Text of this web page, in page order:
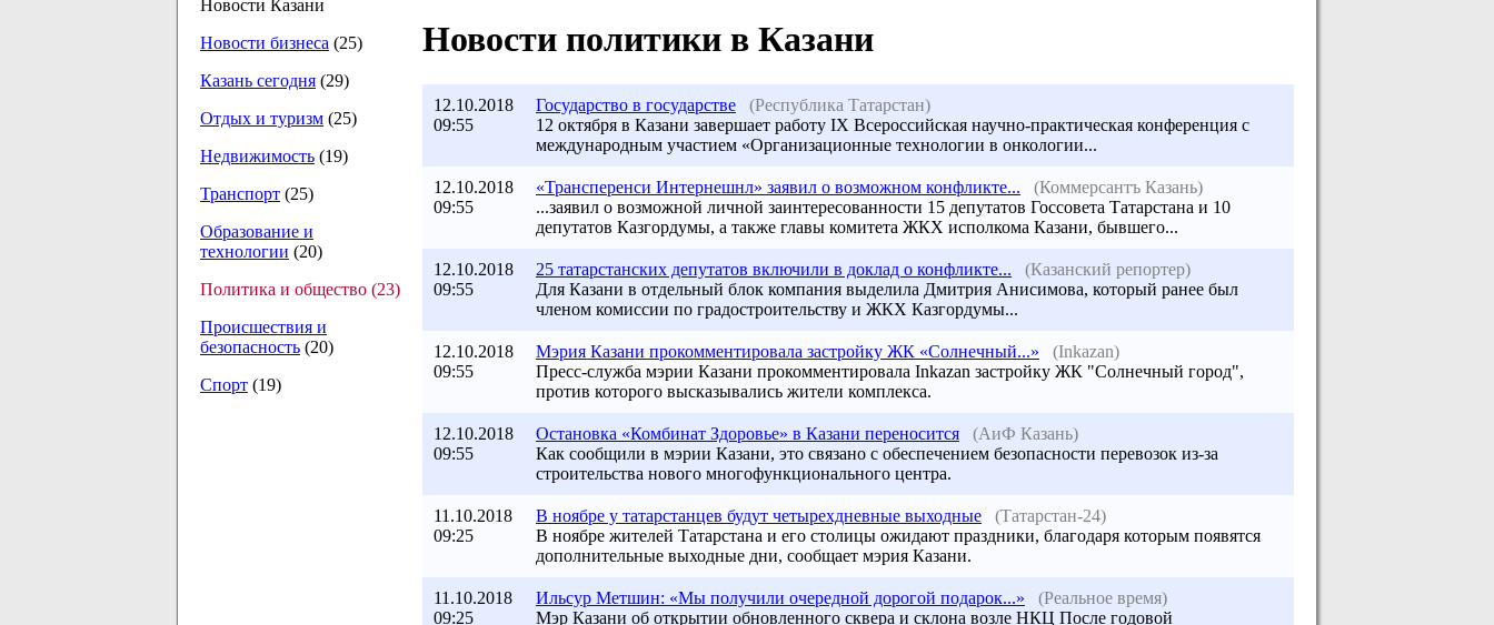
Новости Казани
Новости бизнеса (25)
Казань сегодня (29)
Отдых и туризм (25)
Недвижимость (19)
Транспорт (25)
Образование и
технологии (20)
Политика и общество (23)
Происшествия и
безопасность (20)
Спорт (19)
Новости политики в Казани
12.10.2018
09:55
Государство в государстве
(Республика Татарстан)
12 октября в Казани завершает работу IX Всероссийская научно-практическая конференция с
международным участием «Организационные технологии в онкологии...
12.10.2018
09:55
«Трансперенси Интернешнл» заявил о возможном конфликте...
(Коммерсантъ Казань)
...заявил о возможной личной заинтересованности 15 депутатов Госсовета Татарстана и 10
депутатов Казгордумы, а также главы комитета ЖКХ исполкома Казани, бывшего...
12.10.2018
09:55
25 татарстанских депутатов включили в доклад о конфликте...
(Казанский репортер)
Для Казани в отдельный блок компания выделила Дмитрия Анисимова, который ранее был
членом комиссии по градостроительству и ЖКХ Казгордумы...
12.10.2018
09:55
Мэрия Казани прокомментировала застройку ЖК «Солнечный...»
(Inkazan)
Пресс-служба мэрии Казани прокомментировала Inkazan застройку ЖК "Солнечный город",
против которого высказывались жители комплекса.
12.10.2018
09:55
Остановка «Комбинат Здоровье» в Казани переносится
(АиФ Казань)
Как сообщили в мэрии Казани, это связано с обеспечением безопасности перевозок из-за
строительства нового многофункционального центра.
11.10.2018
09:25
В ноябре у татарстанцев будут четырехдневные выходные
(Татарстан-24)
В ноябре жителей Татарстана и его столицы ожидают праздники, благодаря которым появятся
дополнительные выходные дни, сообщает мэрия Казани.
11.10.2018
09:25
Ильсур Метшин: «Мы получили очередной дорогой подарок...»
(Реальное время)
Мэр Казани об открытии обновленного сквера и склона возле НКЦ После годовой